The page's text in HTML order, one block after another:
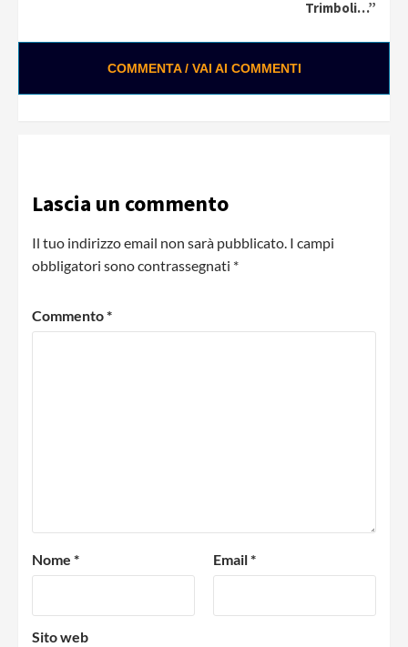
Trimboli…”
COMMENTA / VAI AI COMMENTI
Lascia un commento
Il tuo indirizzo email non sarà pubblicato. I campi
obbligatori sono contrassegnati *
Commento*
Nome * Email*
Sito web